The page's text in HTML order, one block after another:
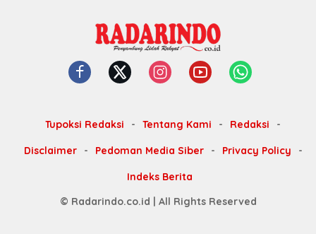
Tupoksi Redaksi Tentang Kami Redaksi
Disclaimer Pedoman Media Siber Privacy Policy
Indeks Berita
© Radarindo.co.id | All Rights Reserved